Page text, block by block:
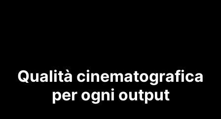
Qualità cinematografica
per ogni output